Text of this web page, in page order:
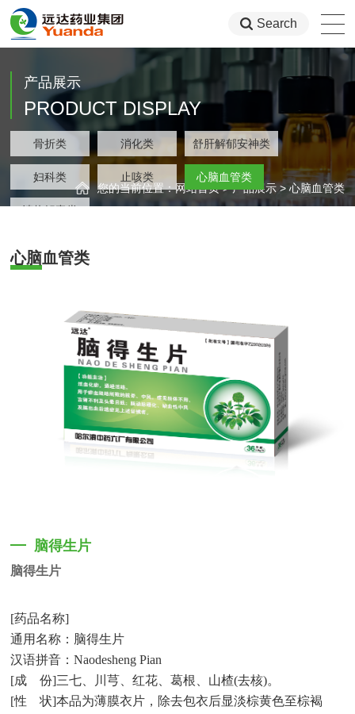
Search
产品展示
PRODUCT DISPLAY
骨折类 消化类 舒肝解郁安神类
妇科类 止咳类 心脑血管类
清热解毒类
您的当前位置：网站首页>产品展示>心脑血管类
心脑血管类
脑得生片
脑得生片
[药品名称]
通用名称：脑得生片
汉语拼音：Naodesheng Pian
[成 份]三七、川芎、红花、葛根、山楂(去核)。
[性 状]本品为薄膜衣片，除去包衣后显淡棕黄色至棕褐